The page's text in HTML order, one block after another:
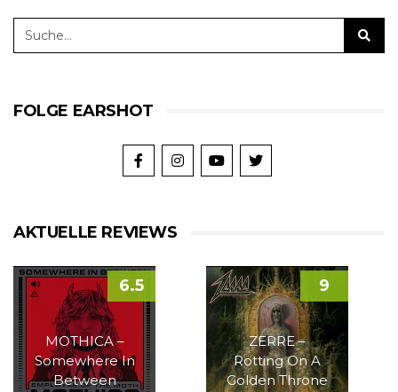
FOLGE EARSHOT
AKTUELLE REVIEWS
MOTHICA –
Somewhere In
Between
6.5
ZERRE –
Rotting On A
Golden Throne
9